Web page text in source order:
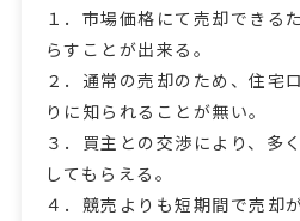
１．市場価格にて売却できる
らすことが出来る。
２．通常の売却のため、住宅
りに知られることが無い。
３．買主との交渉により、多
してもらえる。
４．競売よりも短期間で売却